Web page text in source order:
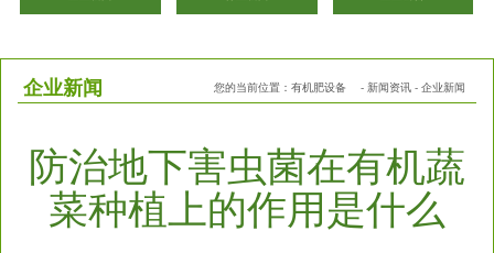
企业新闻 您的当前位置： 有机肥设备 - 新闻资讯 - 企业新闻
防治地下害虫菌在有机蔬
菜种植上的作用是什么